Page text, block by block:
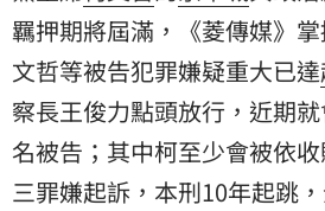
羈押期將屆滿，《菱傳媒》
文哲等被告犯罪嫌疑重大已達
察長王俊力點頭放行，近期
名被告；其中柯至少會被依
三罪嫌起訴，本刑10年起跳